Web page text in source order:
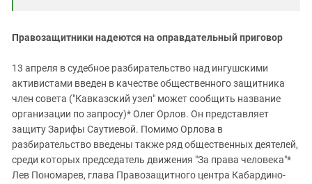
Правозащитники надеются на оправдательный приговор
13 апреля в судебное разбирательство над ингушскими
активистами введен в качестве общественного защитника
член совета ("Кавказский узел" может сообщить название
организации по запросу)* Олег Орлов. Он представляет
защиту Зарифы Саутиевой. Помимо Орлова в
разбирательство введены также ряд общественных деятелей,
среди которых председатель движения "За права человека"*
Лев Пономарев, глава Правозащитного центра Кабардино-